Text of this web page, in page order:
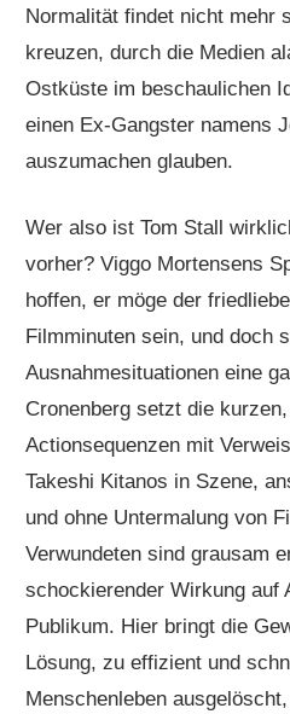
Normalität findet nicht mehr
kreuzen, durch die Medien
Ostküste im beschaulichen
einen Ex-Gangster namens
auszumachen glauben.
Wer also ist Tom Stall
vorher? Viggo Mortensens
hoffen, er möge der
Filmminuten sein, und doch
Ausnahmesituationen eine
Cronenberg setzt die
Actionsequenzen mit
Takeshi Kitanos in Szene,
und ohne Untermalung von
Verwundeten sind grausam
schockierender Wirkung auf
Publikum. Hier bringt die
Lösung, zu effizient und
Menschenleben